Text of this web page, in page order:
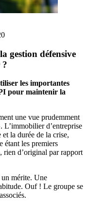
gestion défensive
?
les importantes
pour maintenir la
une vue prudemment
L’immobilier d’entreprise
la durée de la crise,
étant les premiers
rien d’original par rapport
un mérite. Une
Ouf ! Le groupe se